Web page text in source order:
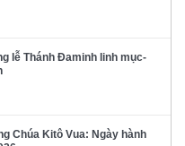
lễ Thánh Đaminh linh mục-
Chúa Kitô Vua: Ngày hành